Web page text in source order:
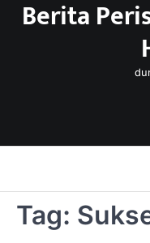
SkipBerita
Tag: